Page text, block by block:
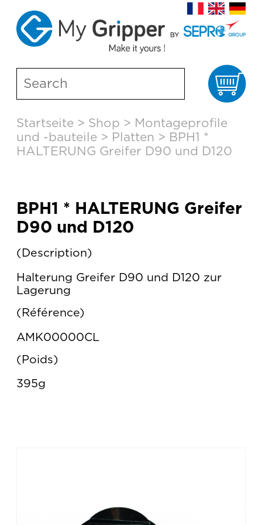
content
Startseite > Shop > Montageprofile
und -bauteile > Platten > BPH1 *
HALTERUNG Greifer D90 und D120
BPH1 * HALTERUNG Greifer
D90 und D120
Description
Halterung Greifer D90 und D120 zur
Lagerung
Référence
AMK00000CL
Poids
395g